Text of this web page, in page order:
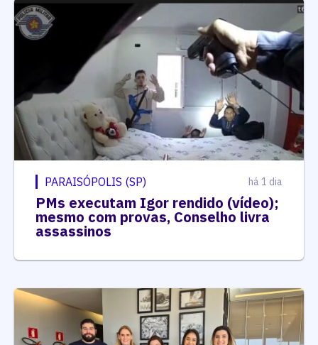
PARAISÓPOLIS (SP) há 1 dia
PMs executam Igor rendido (vídeo);
mesmo com provas, Conselho livra
assassinos